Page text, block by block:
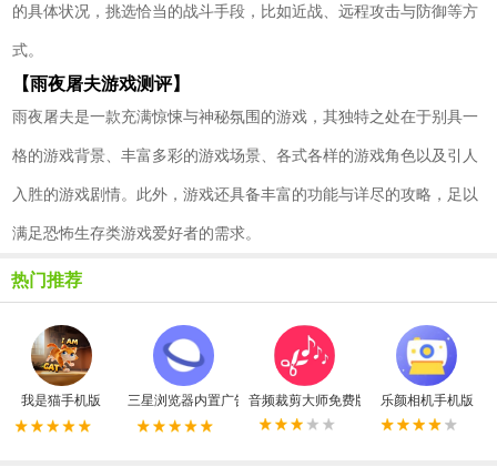
的具体状况，挑选恰当的战斗手段，比如近战、远程攻击与防御等方
式。
【雨夜屠夫游戏测评】
雨夜屠夫是一款充满惊悚与神秘氛围的游戏，其独特之处在于别具一
格的游戏背景、丰富多彩的游戏场景、各式各样的游戏角色以及引人
入胜的游戏剧情。此外，游戏还具备丰富的功能与详尽的攻略，足以
满足恐怖生存类游戏爱好者的需求。
热门推荐
我是猫手机版 三星浏览器内置广告拦截器最新版
音频裁剪大师免费版 乐颜相机手机版